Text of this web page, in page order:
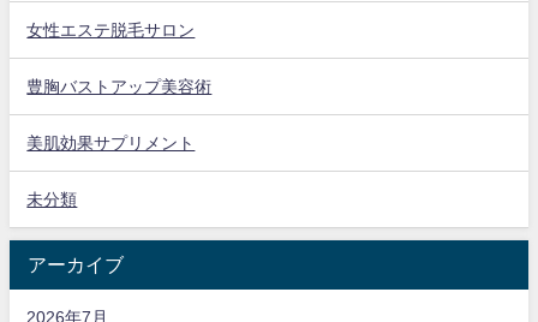
女性エステ脱毛サロン
豊胸バストアップ美容術
美肌効果サプリメント
未分類
アーカイブ
2026年7月